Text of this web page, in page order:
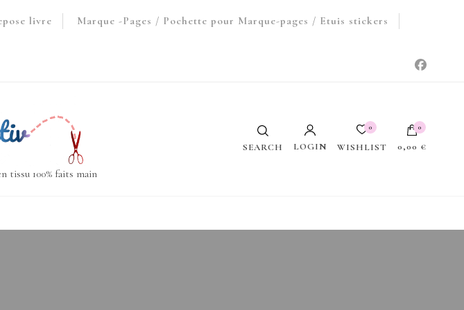
livre
Marque -Pages / Pochette pour Marque-pages / Etuis stickers
tissu 100% faits main
SEARCH LOGIN
0
WISHLIST
0
0,00 €